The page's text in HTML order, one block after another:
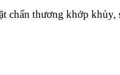
chấn thương khớp